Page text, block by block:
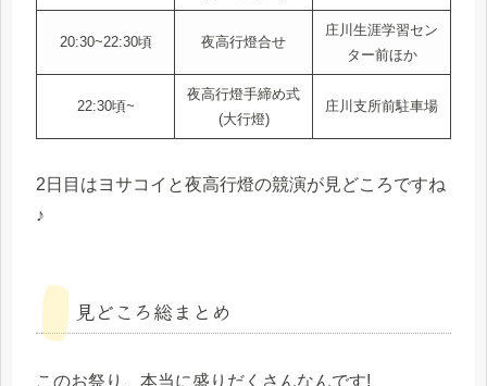
20:30~22:30頃 夜高行燈合せ
庄川生涯学習セン
ター前ほか
22:30頃~
夜高行燈手締め式
(大行燈)
庄川支所前駐車場
2日目はヨサコイと夜高行燈の競演が見どころですね
♪
見どころ総まとめ
このお祭り、本当に盛りだくさんなんです!